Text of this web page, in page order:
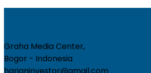
Graha Media Center,
Bogor - Indonesia
harianinvestor@gmail.com